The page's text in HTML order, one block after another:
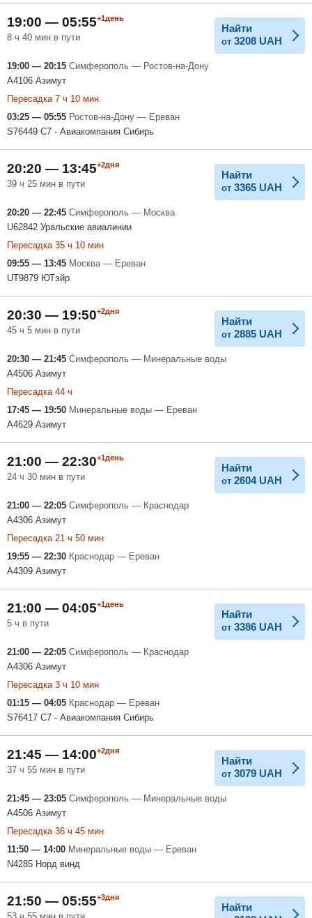
19:00 — 05:55+1день
8 ч 40 мин в пути
Найти
от 3208 UAH
19:00 — 20:15 Симферополь — Ростов-на-Дону
A4106 Азимут
Пересадка 7 ч 10 мин
03:25 — 05:55 Ростов-на-Дону — Ереван
S76449 С7 - Авиакомпания Сибирь
20:20 — 13:45+2дня
39 ч 25 мин в пути
Найти
от 3365 UAH
20:20 — 22:45 Симферополь — Москва
U62842 Уральские авиалинии
Пересадка 35 ч 10 мин
09:55 — 13:45 Москва — Ереван
UT9879 ЮТэйр
20:30 — 19:50+2дня
45 ч 5 мин в пути
Найти
от 2885 UAH
20:30 — 21:45 Симферополь — Минеральные воды
A4506 Азимут
Пересадка 44 ч
17:45 — 19:50 Минеральные воды — Ереван
A4629 Азимут
21:00 — 22:30+1день
24 ч 30 мин в пути
Найти
от 2604 UAH
21:00 — 22:05 Симферополь — Краснодар
A4306 Азимут
Пересадка 21 ч 50 мин
19:55 — 22:30 Краснодар — Ереван
A4309 Азимут
21:00 — 04:05+1день
5 ч в пути
Найти
от 3386 UAH
21:00 — 22:05 Симферополь — Краснодар
A4306 Азимут
Пересадка 3 ч 10 мин
01:15 — 04:05 Краснодар — Ереван
S76417 С7 - Авиакомпания Сибирь
21:45 — 14:00+2дня
37 ч 55 мин в пути
Найти
от 3079 UAH
21:45 — 23:05 Симферополь — Минеральные воды
A4506 Азимут
Пересадка 36 ч 45 мин
11:50 — 14:00 Минеральные воды — Ереван
N4285 Норд винд
21:50 — 05:55+3дня
53 ч 55 мин в пути
Найти